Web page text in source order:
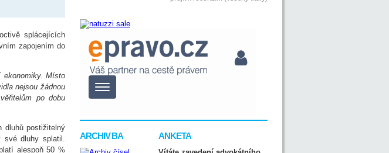
ARCHIV BA ANKETA
splácejících
zapojením do
ekonomiky. Místo
nejsou žádnou
po dobu
dluhů postižitelný
dluhy splatil.
alespoň 50 %